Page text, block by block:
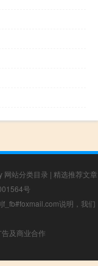
网站分类目录 | 精选推荐文章
号
说明，我们
及商业合作